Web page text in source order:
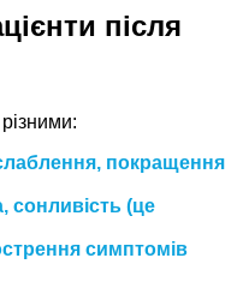
після
покращення
сонливість (це
симптомів